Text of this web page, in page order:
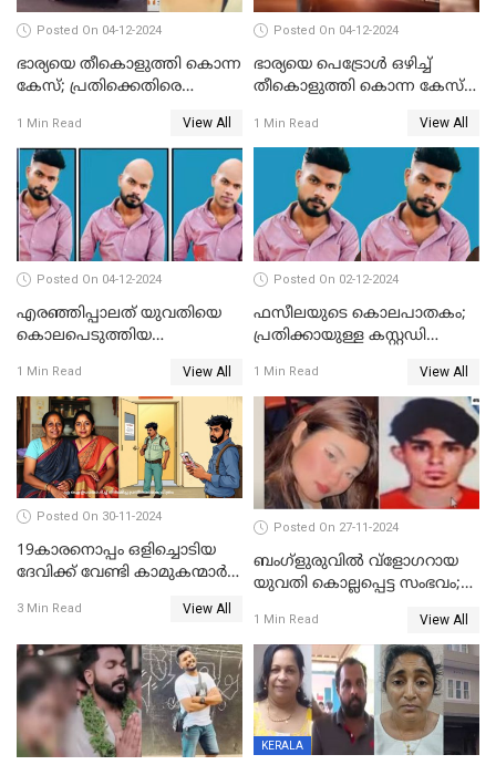
Posted On 04-12-2024
ഭാര്യയെ തീകൊളുത്തി കൊന്ന
കേസ്; പ്രതിക്കെതിരെ
വധശ്രമ കുറ്റവും ചുമത്തി
1 Min Read View All
Posted On 04-12-2024
ഭാര്യയെ പെട്രോള്‍ ഒഴിച്ച്
തീകൊളുത്തി കൊന്ന കേസ്‌;
രേഖപ്പെടുത്തി
1 Min Read View All
Posted On 04-12-2024
എരഞ്ഞിപ്പാലത് യുവതിയെ
കൊലപെടുത്തിയ
കസ്റ്റഡി അപേക്ഷ ഇന്ന്
1 Min Read View All
Posted On 02-12-2024
ഫസീലയുടെ കൊലപാതകം;
പ്രതിക്കായുള്ള കസ്റ്റഡി
1 Min Read View All
Posted On 30-11-2024
19കാരനൊപ്പം ഒളിച്ചൊടിയ
ദേവിക്ക് വേണ്ടി കാമുകന്മാർ
സംഭവിച്ചത്
3 Min Read View All
Posted On 27-11-2024
ബംഗ്‌ളുരുവില്‍ വ്‌ളോഗറായ
യുവതി കൊല്ലപ്പെട്ട സംഭവം;
ഊര്‍ജിതമാക്കി
1 Min Read View All
KERALA